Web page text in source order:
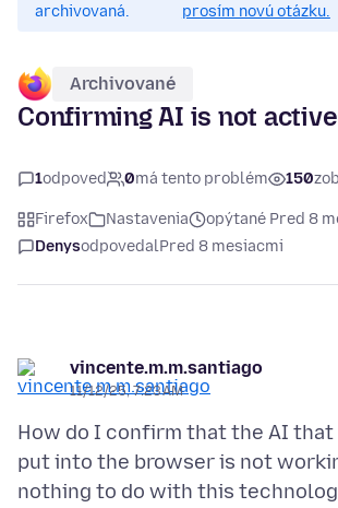
archivovaná.
prosím novú otázku.
Archivované
Confirming AI is not active
1odpoveď 0má tento problém 150
Firefox Nastavenia
opýtané Pred 8
DenysodpovedalPred 8 mesiacmi
vincente.m.m.santiago
11/12/25, 7:23 AM
How do I confirm that the AI
put into the browser is not
nothing to do with this